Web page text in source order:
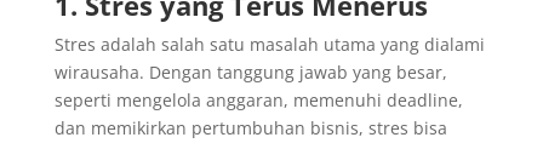
Stres adalah salah satu masalah utama yang dialami
wirausaha. Dengan tanggung jawab yang besar,
seperti mengelola anggaran, memenuhi deadline,
dan memikirkan pertumbuhan bisnis, stres bisa